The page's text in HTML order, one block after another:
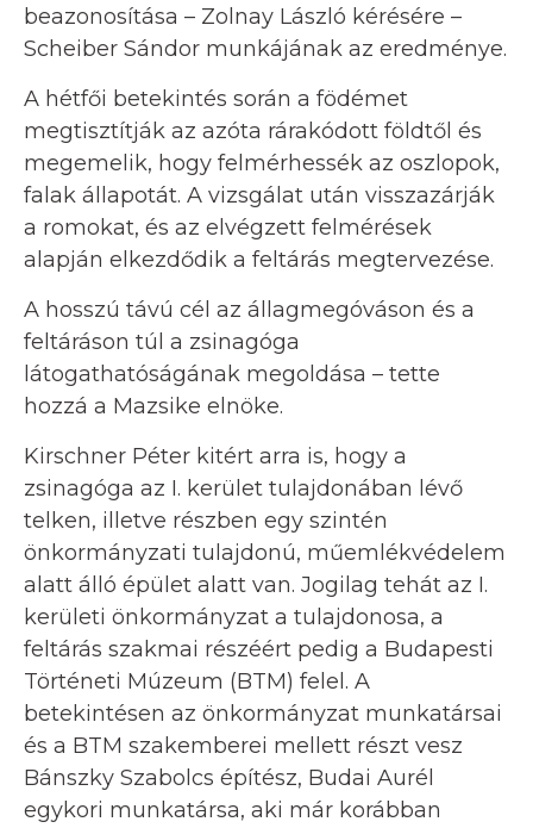
beazonosítása – Zolnay László kérésére –
Scheiber Sándor munkájának az eredménye.
A hétfői betekintés során a födémet
megtisztítják az azóta rárakódott földtől és
megemelik, hogy felmérhessék az oszlopok,
falak állapotát. A vizsgálat után visszazárják
a romokat, és az elvégzett felmérések
alapján elkezdődik a feltárás megtervezése.
A hosszú távú cél az állagmegóváson és a
feltáráson túl a zsinagóga
látogathatóságának megoldása – tette
hozzá a Mazsike elnöke.
Kirschner Péter kitért arra is, hogy a
zsinagóga az I. kerület tulajdonában lévő
telken, illetve részben egy szintén
önkormányzati tulajdonú, műemlékvédelem
alatt álló épület alatt van. Jogilag tehát az I.
kerületi önkormányzat a tulajdonosa, a
feltárás szakmai részéért pedig a Budapesti
Történeti Múzeum (BTM) felel. A
betekintésen az önkormányzat munkatársai
és a BTM szakemberei mellett részt vesz
Bánszky Szabolcs építész, Budai Aurél
egykori munkatársa, aki már korábban